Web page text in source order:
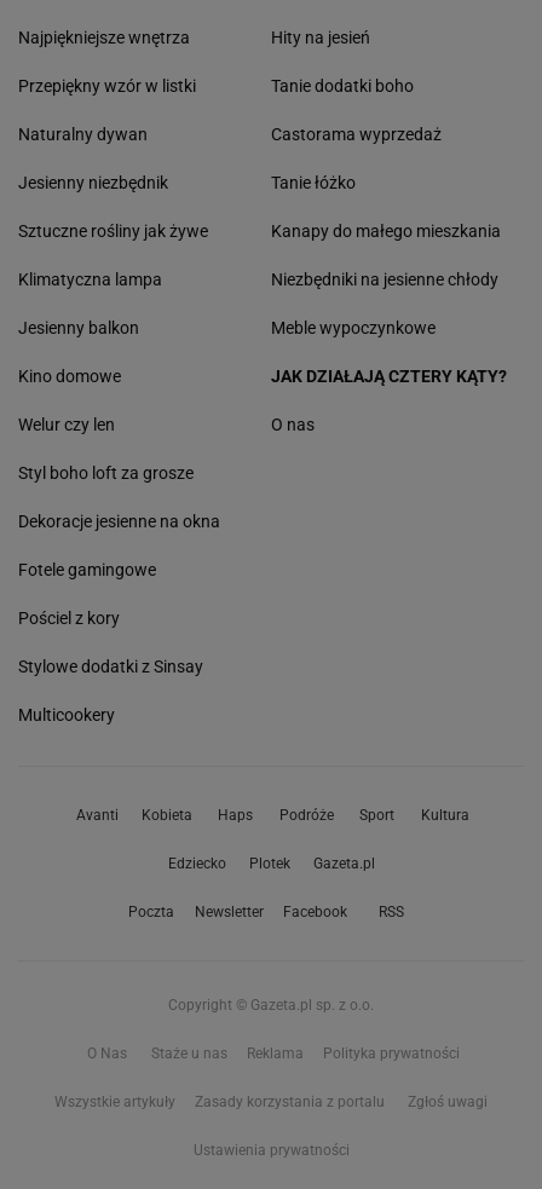
Najpiękniejsze wnętrza
Przepiękny wzór w listki
Naturalny dywan
Jesienny niezbędnik
Sztuczne rośliny jak żywe
Klimatyczna lampa
Jesienny balkon
Hity na jesień
Tanie dodatki boho
Castorama wyprzedaż
Tanie łóżko
Kanapy do małego mieszkania
Niezbędniki na jesienne chłody
Meble wypoczynkowe
Kino domowe
Welur czy len
Styl boho loft za grosze
Dekoracje jesienne na okna
Fotele gamingowe
Pościel z kory
Stylowe dodatki z Sinsay
Multicookery
JAK DZIAŁAJĄ CZTERY KĄTY?
O nas
Avanti Kobieta Haps Podróże Sport Kultura
Edziecko Plotek Gazeta.pl
Poczta Newsletter Facebook RSS
Copyright © Gazeta.pl sp. z o.o.
O Nas Staże u nas Reklama Polityka prywatności
Wszystkie artykuły Zasady korzystania z portalu Zgłoś uwagi
Ustawienia prywatności